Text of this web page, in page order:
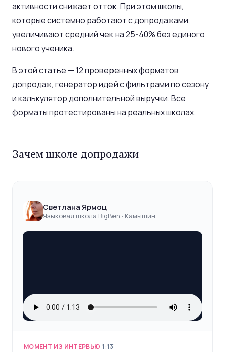
активности снижает отток. При этом школы,
которые системно работают с допродажами,
увеличивают средний чек на 25-40% без единого
нового ученика.
В этой статье — 12 проверенных форматов
допродаж, генератор идей с фильтрами по сезону
и калькулятор дополнительной выручки. Все
форматы протестированы на реальных школах.
Зачем школе допродажи
Светлана Ярмоц
Языковая школа BigBen · Камышин
МОМЕНТ ИЗ ИНТЕРВЬЮ·1:13